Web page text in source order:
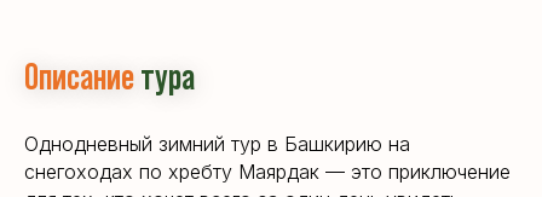
Описаниетура
Однодневный зимний тур в Башкирию на
снегоходах по хребту Маярдак — это приключение